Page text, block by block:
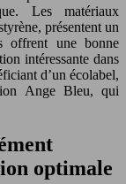
Les matériaux
présentent un
offrent une bonne
intéressante dans
d’un écolabel,
Ange Bleu, qui
optimale